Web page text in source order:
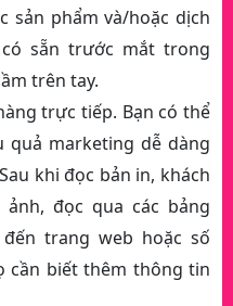
sản phẩm và/hoặc dịch
sẵn trước mắt trong
trên tay.
trực tiếp. Bạn có thể
quả marketing dễ dàng
khi đọc bản in, khách
đọc qua các bảng
trang web hoặc số
cần biết thêm thông tin